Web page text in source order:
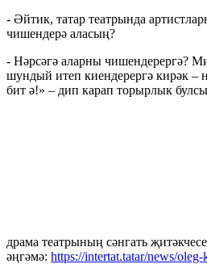
- Әйтик, татар театрында
чишендерә аласың?
- Нәрсәгә аларны чишендерергә?
шундый итеп киендерергә кирәк –
бит ә!» – дип карап торырлык
драма театрының сәнгать
әңгәмә: https://intertat.tatar/news/